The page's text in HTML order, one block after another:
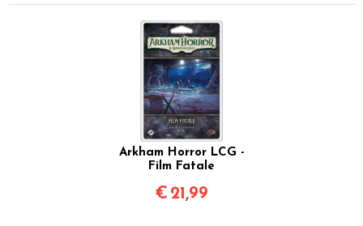
Arkham Horror LCG -
Film Fatale
€ 21,99